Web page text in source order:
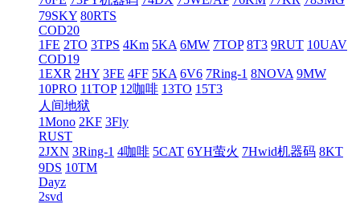
79SKY 80RTS
COD20
1FE 2TO 3TPS 4Km 5KA 6MW 7TOP 8T3 9RUT 10UAV
COD19
1EXR 2HY 3FE 4FF 5KA 6V6 7Ring-1 8NOVA 9MW
10PRO 11TOP 12咖啡 13TO 15T3
人间地狱
1Mono 2KF 3Fly
RUST
2JXN 3Ring-1 4咖啡 5CAT 6YH萤火 7Hwid机器码 8KT
9DS 10TM
Dayz
2svd